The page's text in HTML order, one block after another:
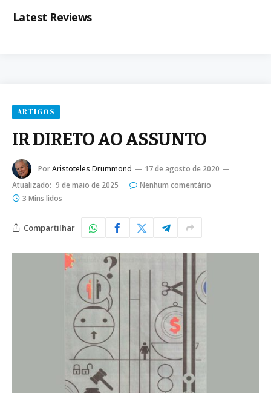
Latest Reviews
ARTIGOS
IR DIRETO AO ASSUNTO
PorAristoteles Drummond
17 de agosto de 2020
Atualizado: 9 de maio de 2025
Nenhum comentário
3 Mins lidos
Compartilhar